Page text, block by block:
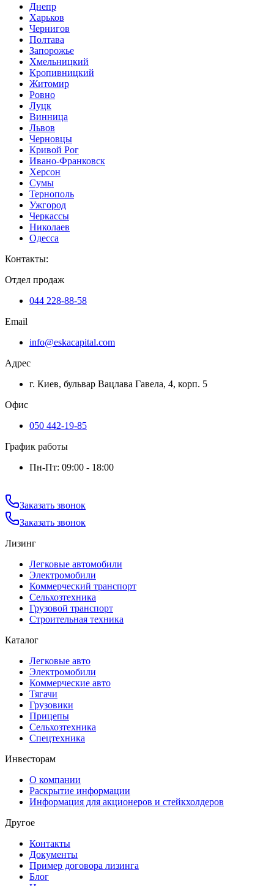
Днепр
Харьков
Чернигов
Полтава
Запорожье
Хмельницкий
Кропивницкий
Житомир
Ровно
Луцк
Винница
Львов
Черновцы
Кривой Рог
Ивано-Франковск
Херсон
Сумы
Тернополь
Ужгород
Черкассы
Николаев
Одесса
Контакты:
Отдел продаж
044 228-88-58
Email
info@eskacapital.com
Адрес
г. Киев, бульвар Вацлава Гавела, 4, корп. 5
Офис
050 442-19-85
График работы
Пн-Пт: 09:00 - 18:00
Заказать звонок
Заказать звонок
Лизинг
Легковые автомобили
Электромобили
Коммерческий транспорт
Сельхозтехника
Грузовой транспорт
Строительная техника
Каталог
Легковые авто
Электромобили
Коммерческие авто
Тягачи
Грузовики
Прицепы
Сельхозтехника
Спецтехника
Инвесторам
О компании
Раскрытие информации
Информация для акционеров и стейкхолдеров
Другое
Контакты
Документы
Пример договора лизинга
Блог